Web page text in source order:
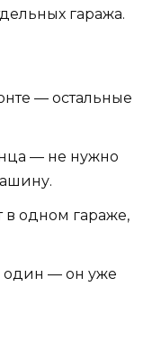
гаража.
— остальные
— не нужно
в одном гараже,
один — он уже